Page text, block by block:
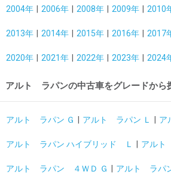
2004年 2006年 2008年 2009年 2010
2013年 2014年 2015年 2016年 2017
2020年 2021年 2022年 2023年 2024
アルト ラパンの中古車をグレードから
アルト ラパン Ｇ アルト ラパン Ｌ ア
アルト ラパン ハイブリッド Ｌ アルト
アルト ラパン ４ＷＤ Ｇ アルト ラパ